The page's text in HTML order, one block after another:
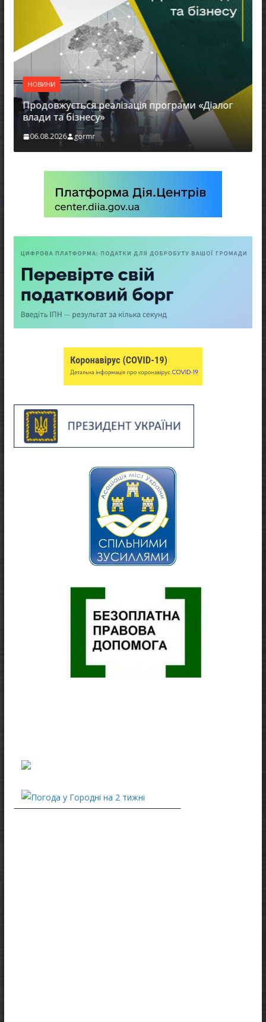
НОВИНИ
Продовжується реалізація програми «Діалог
влади та бізнесу»
06.08.2026 gormr